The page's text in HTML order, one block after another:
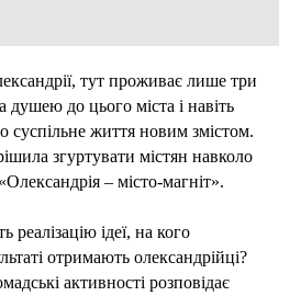
тут проживає лише три
до цього міста і навіть
суспільне життя новим змістом.
згуртувати містян навколо
– місто-магніт».
ідеї, на кого
отримають олександрійці?
активності розповідає